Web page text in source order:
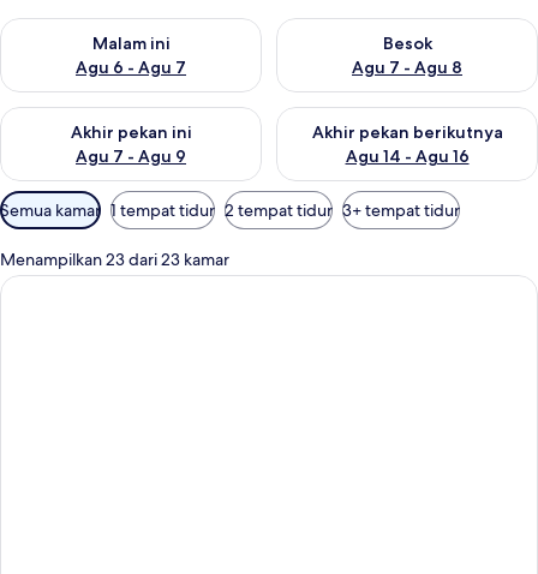
Malam ini
Agu 6 - Agu 7
Periksa ketersediaan untuk malam ini Agu 6 - Agu 7
Besok
Agu 7 - Agu 8
Periksa ketersediaan untuk
Akhir pekan ini
Agu 7 - Agu 9
Periksa ketersediaan untuk akhir pekan ini Agu 7 - Agu 9
Akhir pekan berikutnya
Agu 14 - Agu 16
Periksa ketersediaan untuk
Filter
tersedia
untuk
kamar
Semua kamar 1 tempat tidur 2 tempat tidur 3+ tempat tidur
Menampilkan 23 dari 23 kamar